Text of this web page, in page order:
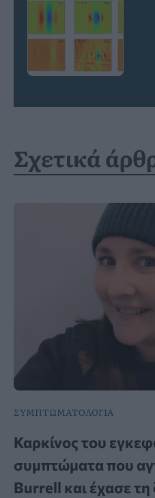
Σχετικά
ΣΥΜΠΤΩΜΑΤΟΛΟΓΙΑ
Καρκίνος του
συμπτώματα που
Burrell και έχασε